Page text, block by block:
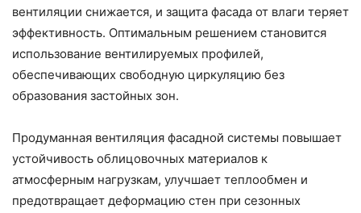
вентиляции снижается, и защита фасада от влаги теряет
эффективность. Оптимальным решением становится
использование вентилируемых профилей,
обеспечивающих свободную циркуляцию без
образования застойных зон.
Продуманная вентиляция фасадной системы повышает
устойчивость облицовочных материалов к
атмосферным нагрузкам, улучшает теплообмен и
предотвращает деформацию стен при сезонных